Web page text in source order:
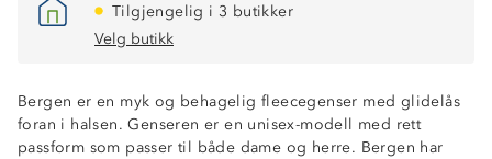
Tilgjengelig i 3 butikker
Velg butikk
Bergen er en myk og behagelig fleecegenser med glidelås
foran i halsen. Genseren er en unisex-modell med rett
passform som passer til både dame og herre. Bergen har